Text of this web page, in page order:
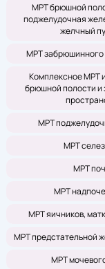
МРТ брюшной
поджелудочная
желчный
МРТ забрюшинного
Комплексное МРТ
брюшной полости
МРТ
МРТ
МРТ
МРТ
МРТ яичников,
МРТ предстательной
МРТ